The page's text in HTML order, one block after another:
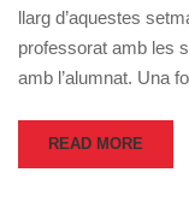
llarg d’aquestes
professorat amb les
amb l’alumnat. Una
READ MORE